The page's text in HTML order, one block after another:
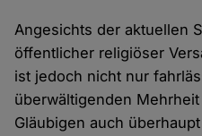
Angesichts der aktuellen
öffentlicher religiöser
ist jedoch nicht nur
überwältigenden
Gläubigen auch